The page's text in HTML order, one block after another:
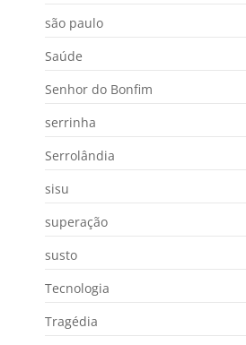
são paulo
Saúde
Senhor do Bonfim
serrinha
Serrolândia
sisu
superação
susto
Tecnologia
Tragédia